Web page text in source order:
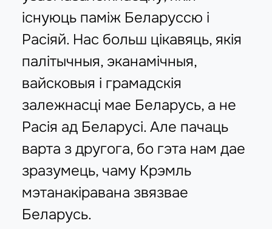
існуюць паміж Беларуссю і
Расіяй. Нас больш цікавяць, якія
палітычныя, эканамічныя,
вайсковыя і грамадскія
залежнасці мае Беларусь, а не
Расія ад Беларусі. Але пачаць
варта з другога, бо гэта нам дае
зразумець, чаму Крэмль
мэтанакіравана звязвае
Беларусь.